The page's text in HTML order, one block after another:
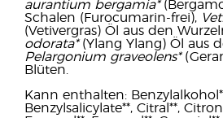
aurantium bergamia*
Schalen (Furocumarin-frei),
(Vetivergras) Öl aus den
odorata*(Ylang Ylang) Öl aus
Pelargonium graveolens*
Blüten.
Kann enthalten:
Benzylsalicylate**, Citral**,